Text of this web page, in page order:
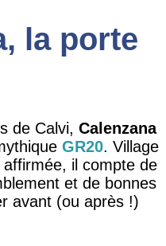
la porte
de Calvi, Calenzana
GR20. Village
affirmée, il compte de
et de bonnes
avant (ou après !)